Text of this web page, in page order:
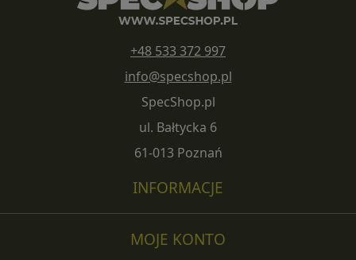
MOJE KONTO
+48 533 372 997
info@specshop.pl
SpecShop.pl
ul. Bałtycka 6
61-013 Poznań
INFORMACJE